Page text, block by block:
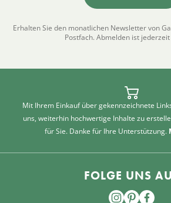
Erhalten Sie den monatlichen Newsletter von
Postfach. Abmelden ist
Mit Ihrem Einkauf über gekennzeichnete
uns, weiterhin hochwertige Inhalte zu
für Sie. Danke für Ihre Unterstützung.
FOLGE UNS